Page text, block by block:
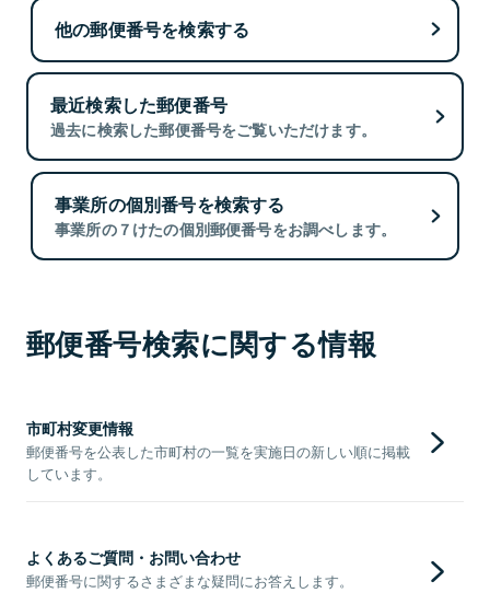
他の郵便番号を検索する
最近検索した郵便番号
過去に検索した郵便番号をご覧いただけます。
事業所の個別番号を検索する
事業所の７けたの個別郵便番号をお調べします。
郵便番号検索に関する情報
市町村変更情報
郵便番号を公表した市町村の一覧を実施日の新しい順に掲載
しています。
よくあるご質問・お問い合わせ
郵便番号に関するさまざまな疑問にお答えします。